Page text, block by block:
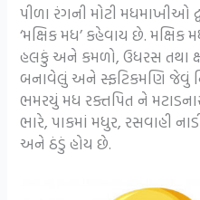
પીળા રંગની મોટી મધમાખીઓ
‘મક્ષિક મધ’ કહેવાય છે. મક્ષિક
હલકું અને કમળો, ઉધરસ તથા
બનાવેલું અને સ્ફટિકમણિ જેવું
ભમરયું મધ રક્તપિત ને
ભારે, પાકમાં મધુર, રસવાહી
અને ઠંડું હોય છે.